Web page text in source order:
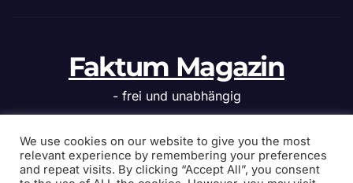
Faktum Magazin
- frei und unabhängig
Stolz präsentiert von WordPress|Theme: News Click von
We use cookies on our website to give you the most
relevant experience by remembering your preferences
and repeat visits. By clicking “Accept All”, you consent